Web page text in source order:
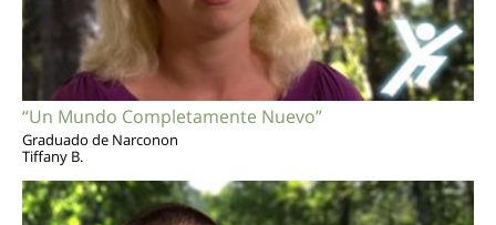
“Un Mundo Completamente Nuevo”
Graduado de Narconon
Tiffany B.